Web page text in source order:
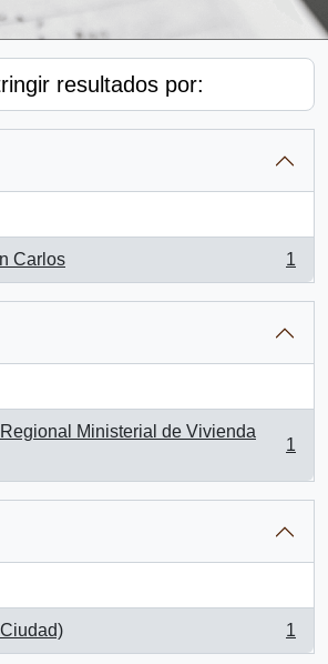
resultados por:
Carlos 1
Ministerial de Vivienda
1
1